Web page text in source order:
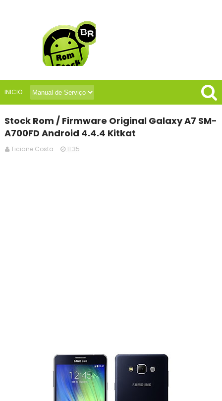
INICIO
Stock Rom / Firmware Original Galaxy A7 SM-
A700FD Android 4.4.4 Kitkat
Ticiane Costa 11:35